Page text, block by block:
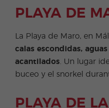
PLAYA DE
La Playa de Maro, en
calas escondidas,
acantilados . Un lugar
buceo y el snorkel
PLAYA DE